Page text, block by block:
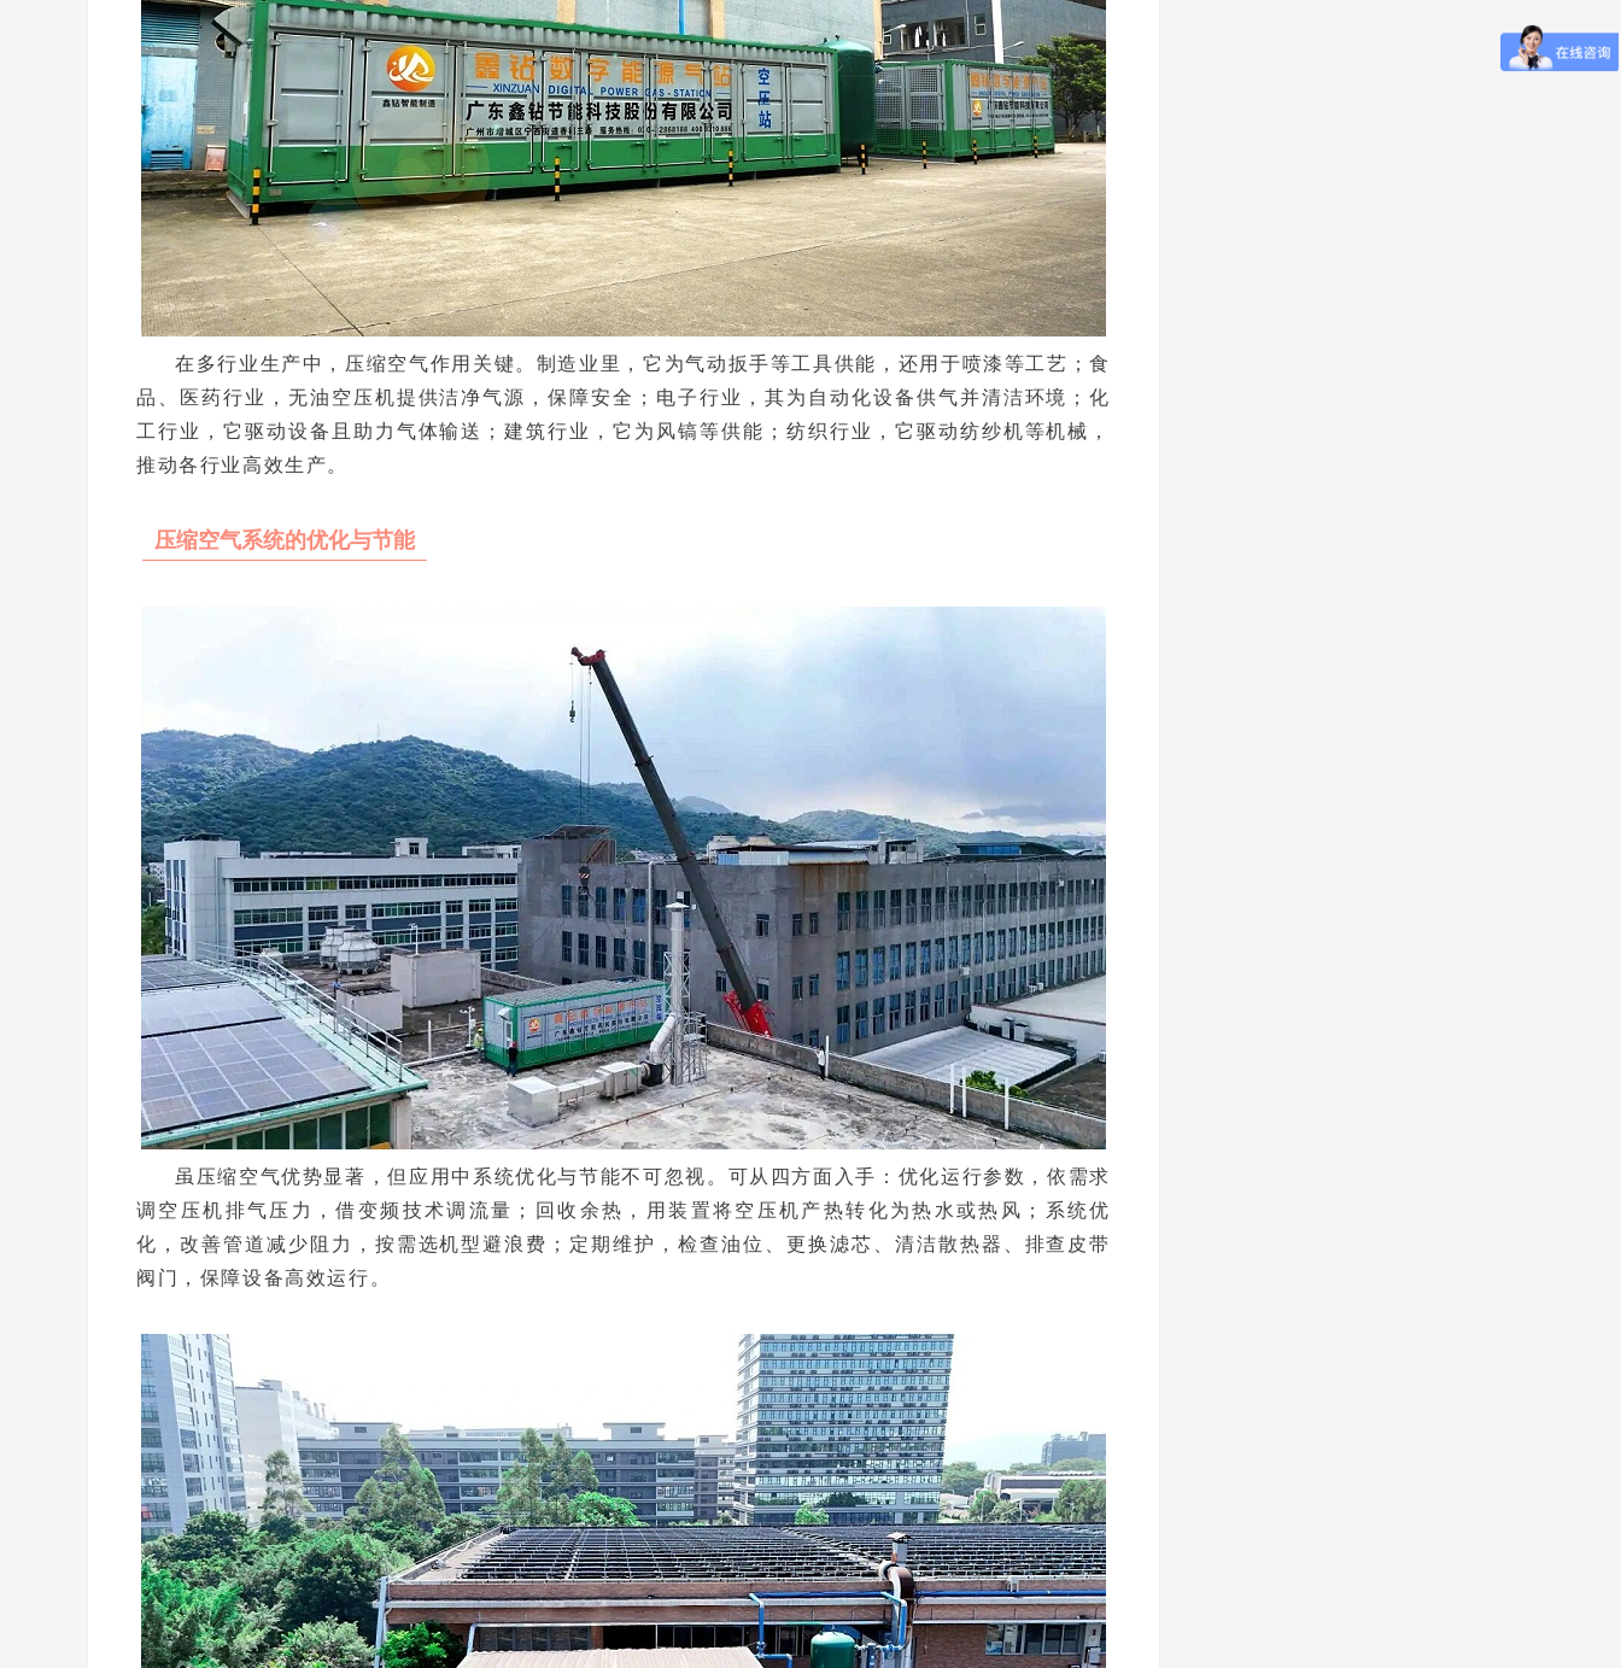
在多行业生产中，压缩空气作用关键。制造业里，它为气动扳手等工具供能，还用于喷漆等工艺；食
品、医药行业，无油空压机提供洁净气源，保障安全；电子行业，其为自动化设备供气并清洁环境；化
工行业，它驱动设备且助力气体输送；建筑行业，它为风镐等供能；纺织行业，它驱动纺纱机等机械，
推动各行业高效生产。
压缩空气系统的优化与节能
虽压缩空气优势显著，但应用中系统优化与节能不可忽视。可从四方面入手：优化运行参数，依需求
调空压机排气压力，借变频技术调流量；回收余热，用装置将空压机产热转化为热水或热风；系统优
化，改善管道减少阻力，按需选机型避浪费；定期维护，检查油位、更换滤芯、清洁散热器、排查皮带
阀门，保障设备高效运行。